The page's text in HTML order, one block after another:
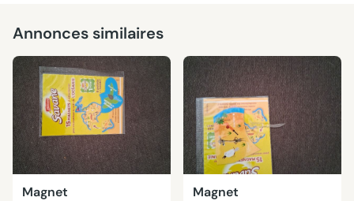
Annonces similaires
Magnet Magnet